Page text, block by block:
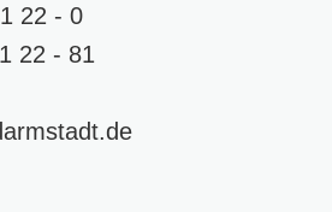
22 - 0
22 - 81
.de